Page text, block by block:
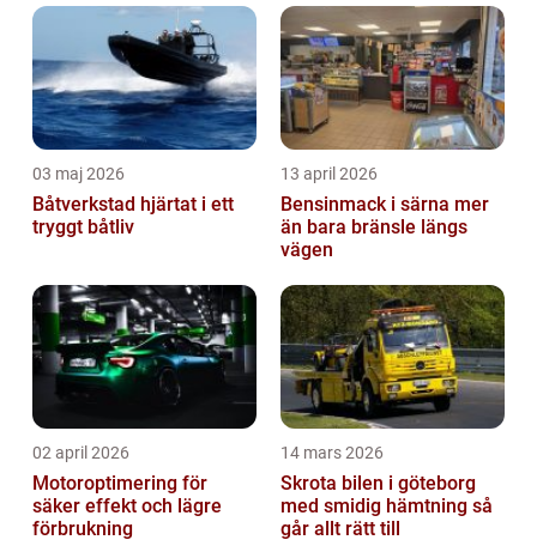
03 maj 2026
Båtverkstad hjärtat i ett
tryggt båtliv
13 april 2026
Bensinmack i särna mer
än bara bränsle längs
vägen
02 april 2026
Motoroptimering för
säker effekt och lägre
förbrukning
14 mars 2026
Skrota bilen i göteborg
med smidig hämtning så
går allt rätt till